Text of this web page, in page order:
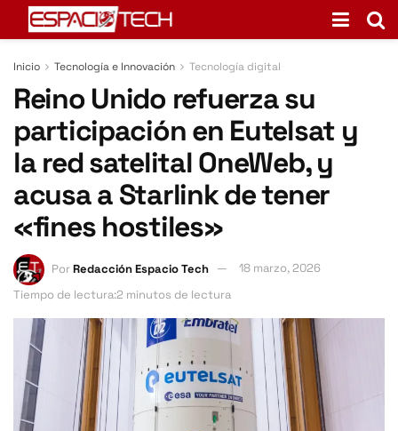
Inicio Tecnología e Innovación Tecnología digital
Reino Unido refuerza su
participación en Eutelsat y
la red satelital OneWeb, y
acusa a Starlink de tener
«fines hostiles»
PorRedacción Espacio Tech
18 marzo, 2026
Tiempo de lectura:2 minutos de lectura